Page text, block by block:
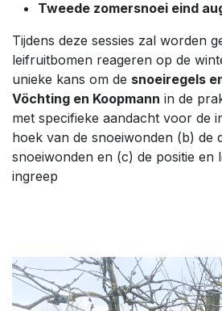
Tweede zomersnoei eind
Tijdens deze sessies zal worden
leifruitbomen reageren op de
unieke kans om de snoeiregels
Vöchting en Koopmann in de
met specifieke aandacht voor de
hoek van de snoeiwonden (b) de
snoeiwonden en (c) de positie en
ingreep